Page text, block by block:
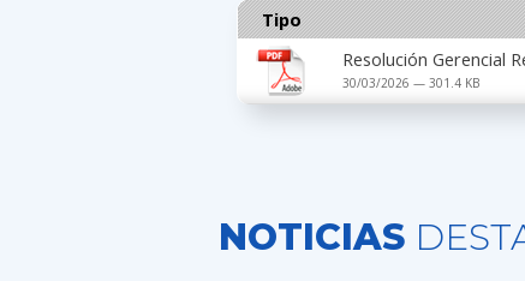
Tipo
Resolución Gerencial
30/03/2026 — 301.4 KB
NOTICIAS